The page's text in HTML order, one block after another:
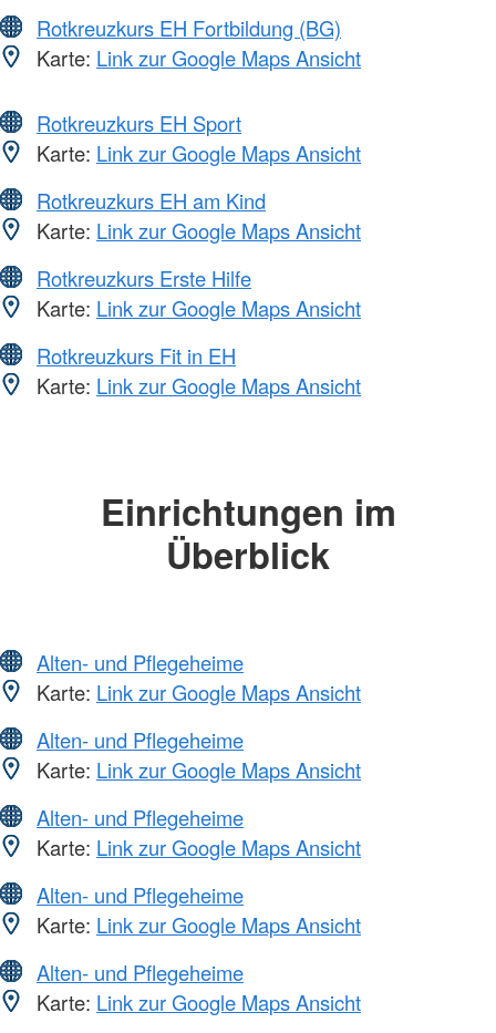
Rotkreuzkurs EH Fortbildung (BG)
Karte: Link zur Google Maps Ansicht
Rotkreuzkurs EH Sport
Karte: Link zur Google Maps Ansicht
Rotkreuzkurs EH am Kind
Karte: Link zur Google Maps Ansicht
Rotkreuzkurs Erste Hilfe
Karte: Link zur Google Maps Ansicht
Rotkreuzkurs Fit in EH
Karte: Link zur Google Maps Ansicht
Einrichtungen im
Überblick
Alten- und Pflegeheime
Karte: Link zur Google Maps Ansicht
Alten- und Pflegeheime
Karte: Link zur Google Maps Ansicht
Alten- und Pflegeheime
Karte: Link zur Google Maps Ansicht
Alten- und Pflegeheime
Karte: Link zur Google Maps Ansicht
Alten- und Pflegeheime
Karte: Link zur Google Maps Ansicht